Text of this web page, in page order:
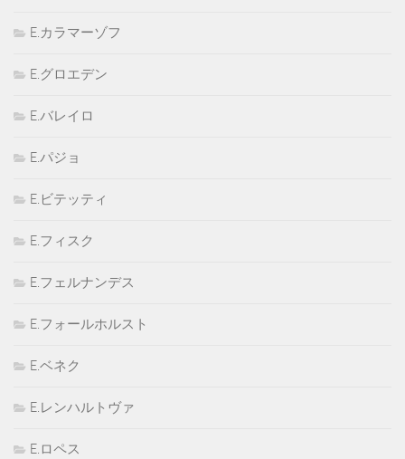
E.カラマーゾフ
E.グロエデン
E.バレイロ
E.パジョ
E.ビテッティ
E.フィスク
E.フェルナンデス
E.フォールホルスト
E.ベネク
E.レンハルトヴァ
E.ロペス